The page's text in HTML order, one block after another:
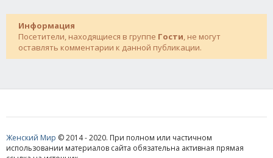
Информация
Посетители, находящиеся в группе Гости, не могут
оставлять комментарии к данной публикации.
Женский Мир © 2014 - 2020. При полном или частичном
использовании материалов сайта обязательна активная прямая